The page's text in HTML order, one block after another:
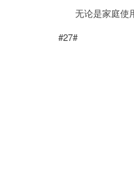
无论是家庭使用
#27#